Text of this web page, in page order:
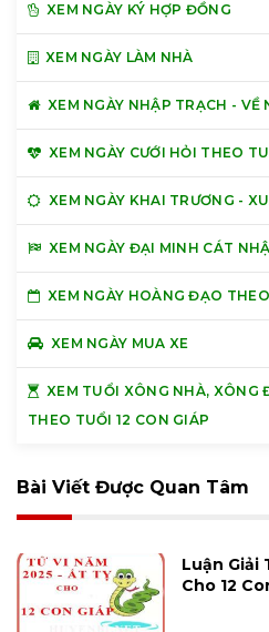
XEM NGÀY KÝ HỢP ĐỒNG
XEM NGÀY LÀM NHÀ
XEM NGÀY NHẬP TRẠCH - VỀ
XEM NGÀY CƯỚI HỎI THEO
XEM NGÀY KHAI TRƯƠNG -
XEM NGÀY ĐẠI MINH CÁT
XEM NGÀY HOÀNG ĐẠO
XEM NGÀY MUA XE
XEM TUỔI XÔNG NHÀ, XÔNG
THEO TUỔI 12 CON GIÁP
Bài Viết Được Quan Tâm
Luận Giải
Cho 12